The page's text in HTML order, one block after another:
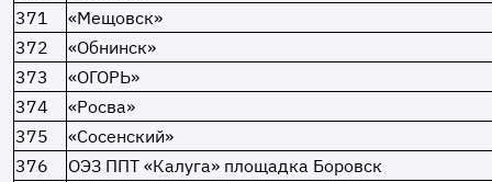
371
«Мещовск»
372
«Обнинск»
373
«ОГОРЬ»
374
«Росва»
375
«Сосенский»
376
ОЭЗ ППТ «Калуга» площадка Боровск